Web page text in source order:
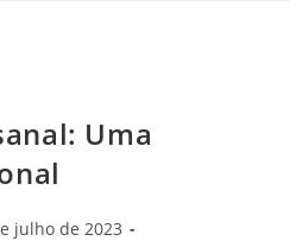
Uma
julho de 2023